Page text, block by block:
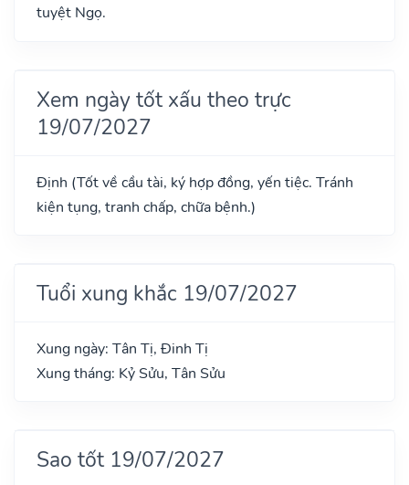
tuyệt Ngọ.
Xem ngày tốt xấu theo trực
19/07/2027
Định (Tốt về cầu tài, ký hợp đồng, yến tiệc. Tránh
kiện tụng, tranh chấp, chữa bệnh.)
Tuổi xung khắc 19/07/2027
Xung ngày: Tân Tị, Đinh Tị
Xung tháng: Kỷ Sửu, Tân Sửu
Sao tốt 19/07/2027